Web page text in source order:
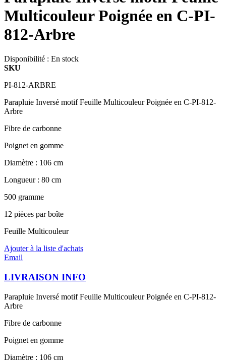
Multicouleur Poignée en C-PI-
812-Arbre
Disponibilité : En stock
SKU
PI-812-ARBRE
Parapluie Inversé motif Feuille Multicouleur Poignée en C-PI-812-
Arbre
Fibre de carbonne
Poignet en gomme
Diamètre : 106 cm
Longueur : 80 cm
500 gramme
12 pièces par boîte
Feuille Multicouleur
Ajouter à la liste d'achats
Email
LIVRAISON INFO
Parapluie Inversé motif Feuille Multicouleur Poignée en C-PI-812-
Arbre
Fibre de carbonne
Poignet en gomme
Diamètre : 106 cm